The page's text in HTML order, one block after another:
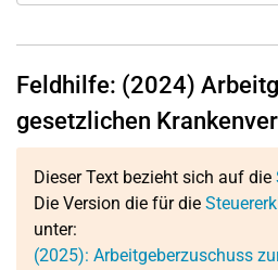
Feldhilfe: (2024)
gesetzlichen
Dieser Text bezieht sich auf die
Die Version die für die
unter:
(2025): Arbeitgeberzuschuss